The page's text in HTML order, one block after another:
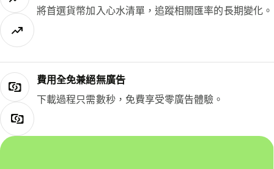
將首選貨幣加入心水清單，追蹤相關匯率的長期變化。
費用全免兼絕無廣告
下載過程只需數秒，免費享受零廣告體驗。